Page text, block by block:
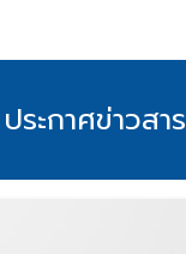
ประกาศข่าวสาร